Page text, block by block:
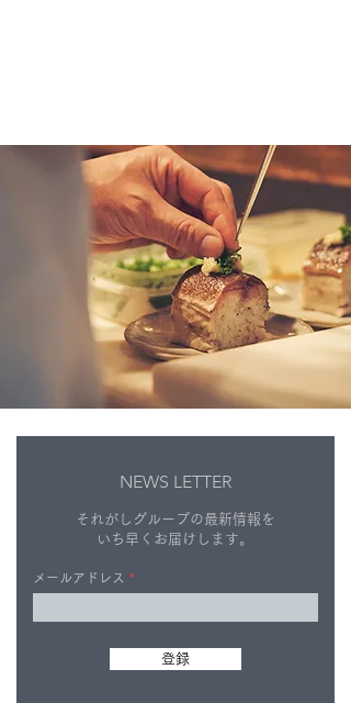
NEWS LETTER
それがしグループの最新情報を
いち早くお届けします。
メールアドレス
登録